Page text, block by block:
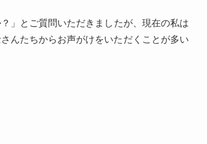
」とご質問いただきましたが、現在の私は
んたちからお声がけをいただくことが多い